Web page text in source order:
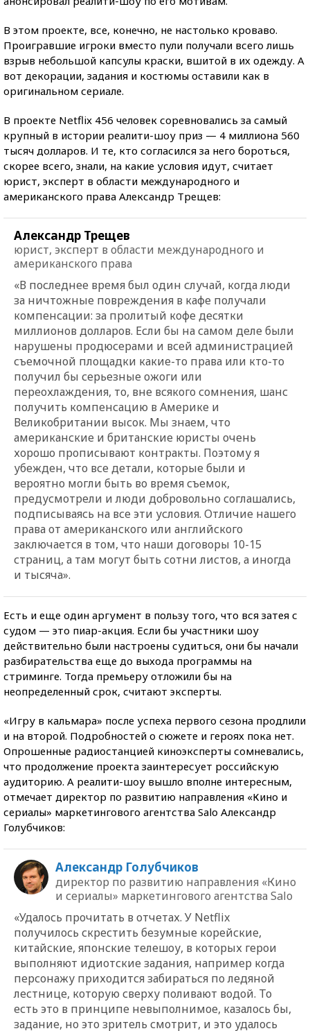
В этом проекте, все, конечно, не настолько кроваво.
Проигравшие игроки вместо пули получали всего лишь
взрыв небольшой капсулы краски, вшитой в их одежду. А
вот декорации, задания и костюмы оставили как в
оригинальном сериале.
В проекте Netflix 456 человек соревновались за самый
крупный в истории реалити-шоу приз — 4 миллиона 560
тысяч долларов. И те, кто согласился за него бороться,
скорее всего, знали, на какие условия идут, считает
юрист, эксперт в области международного и
американского права Александр Трещев:
Александр Трещев
юрист, эксперт в области международного и
американского права
«В последнее время был один случай, когда люди
за ничтожные повреждения в кафе получали
компенсации: за пролитый кофе десятки
миллионов долларов. Если бы на самом деле были
нарушены продюсерами и всей администрацией
съемочной площадки какие-то права или кто-то
получил бы серьезные ожоги или
переохлаждения, то, вне всякого сомнения, шанс
получить компенсацию в Америке и
Великобритании высок. Мы знаем, что
американские и британские юристы очень
хорошо прописывают контракты. Поэтому я
убежден, что все детали, которые были и
вероятно могли быть во время съемок,
предусмотрели и люди добровольно соглашались,
подписываясь на все эти условия. Отличие нашего
права от американского или английского
заключается в том, что наши договоры 10-15
страниц, а там могут быть сотни листов, а иногда
и тысяча».
Есть и еще один аргумент в пользу того, что вся затея с
судом — это пиар-акция. Если бы участники шоу
действительно были настроены судиться, они бы начали
разбирательства еще до выхода программы на
стриминге. Тогда премьеру отложили бы на
неопределенный срок, считают эксперты.
«Игру в кальмара» после успеха первого сезона продлили
и на второй. Подробностей о сюжете и героях пока нет.
Опрошенные радиостанцией киноэксперты сомневались,
что продолжение проекта заинтересует российскую
аудиторию. А реалити-шоу вышло вполне интересным,
отмечает директор по развитию направления «Кино и
сериалы» маркетингового агентства Salо Александр
Голубчиков:
Александр Голубчиков
директор по развитию направления «Кино
и сериалы» маркетингового агентства Salо
«Удалось прочитать в отчетах. У Netflix
получилось скрестить безумные корейские,
китайские, японские телешоу, в которых герои
выполняют идиотские задания, например когда
персонажу приходится забираться по ледяной
лестнице, которую сверху поливают водой. То
есть это в принципе невыполнимое, казалось бы,
задание, но это зритель смотрит, и это удалось